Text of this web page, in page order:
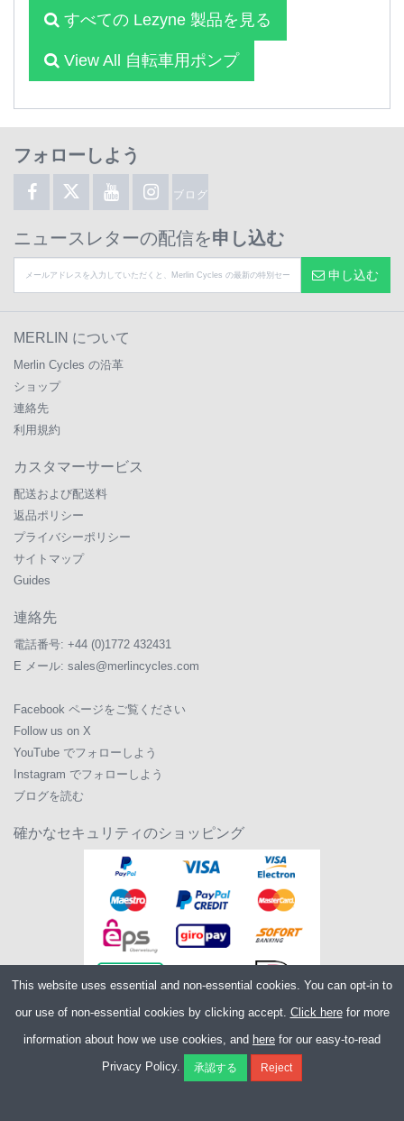
すべての Lezyne 製品を見る
View All 自転車用ポンプ
フォローしよう
ブログ
ニュースレターの配信を申し込む
申し込む
MERLIN について
Merlin Cycles の沿革
ショップ
連絡先
利用規約
カスタマーサービス
配送および配送料
返品ポリシー
プライバシーポリシー
サイトマップ
Guides
連絡先
電話番号: +44 (0)1772 432431
E メール: sales@merlincycles.com
Facebook ページをご覧ください
Follow us on X
YouTube でフォローしよう
Instagram でフォローしよう
ブログを読む
確かなセキュリティのショッピング
Merlin Cycles Ltd., Unit A4 Buckshaw Link, Ordnance Road,
Buckshaw Village, Chorley PR7 7EL United Kingdom
E メール: sales@merlincycles.com
This website uses essential and non-essential cookies. You can opt-in to
our use of non-essential cookies by clicking accept. Click herefor more
information about how we use cookies, and here for our easy-to-read
Privacy Policy.